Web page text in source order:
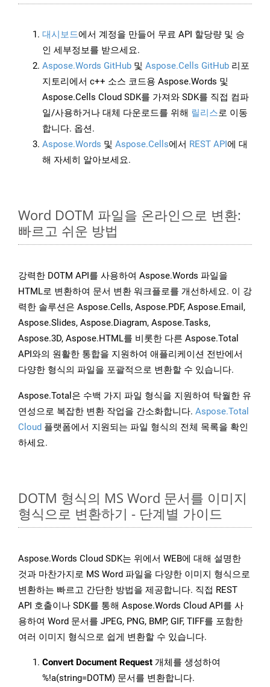
대시보드에서 계정을 만들어 무료 API 할당량 및 승
인 세부정보를 받으세요.
Aspose.Words GitHub 및 Aspose.Cells GitHub 리포
지토리에서 c++ 소스 코드용 Aspose.Words 및
Aspose.Cells Cloud SDK를 가져와 SDK를 직접 컴파
일/사용하거나 대체 다운로드를 위해 릴리스로 이동
합니다. 옵션.
Aspose.Words 및 Aspose.Cells에서 REST API에 대
해 자세히 알아보세요.
Word DOTM 파일을 온라인으로 변환:
빠르고 쉬운 방법
강력한 DOTM API를 사용하여 Aspose.Words 파일을
HTML로 변환하여 문서 변환 워크플로를 개선하세요. 이 강
력한 솔루션은 Aspose.Cells, Aspose.PDF, Aspose.Email,
Aspose.Slides, Aspose.Diagram, Aspose.Tasks,
Aspose.3D, Aspose.HTML를 비롯한 다른 Aspose.Total
API와의 원활한 통합을 지원하여 애플리케이션 전반에서
다양한 형식의 파일을 포괄적으로 변환할 수 있습니다.
Aspose.Total은 수백 가지 파일 형식을 지원하여 탁월한 유
연성으로 복잡한 변환 작업을 간소화합니다. Aspose.Total
Cloud 플랫폼에서 지원되는 파일 형식의 전체 목록을 확인
하세요.
DOTM 형식의 MS Word 문서를 이미지
형식으로 변환하기 - 단계별 가이드
Aspose.Words Cloud SDK는 위에서 WEB에 대해 설명한
것과 마찬가지로 MS Word 파일을 다양한 이미지 형식으로
변환하는 빠르고 간단한 방법을 제공합니다. 직접 REST
API 호출이나 SDK를 통해 Aspose.Words Cloud API를 사
용하여 Word 문서를 JPEG, PNG, BMP, GIF, TIFF를 포함한
여러 이미지 형식으로 쉽게 변환할 수 있습니다.
Convert Document Request 개체를 생성하여
%!a(string=DOTM) 문서를 변환합니다.